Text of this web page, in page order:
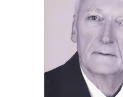
Contato
Fique Por